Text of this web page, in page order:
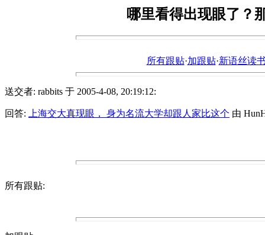
哪里看得出现眼了？
所有跟贴·加跟贴·新语丝读
送交者: rabbits 于 2005-4-08, 20:19:12:
回答: 上海交大真现眼， 身为名流大学却跟人家比这个 由
所有跟贴: